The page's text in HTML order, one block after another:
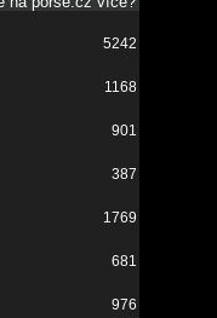
5242
1168
901
387
1769
681
976